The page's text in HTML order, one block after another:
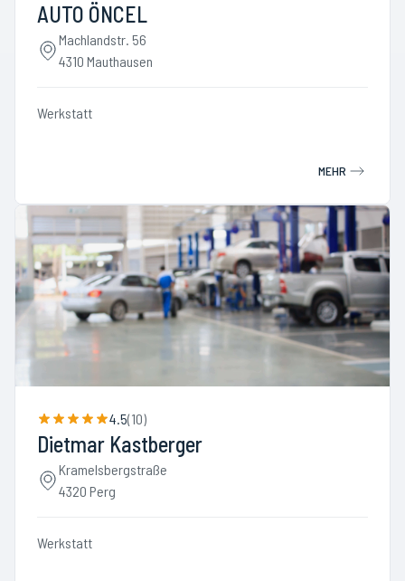
AUTO ÖNCEL
Machlandstr. 56
4310 Mauthausen
Werkstatt
MEHR
4.5(10)
Dietmar Kastberger
Kramelsbergstraße
4320 Perg
Werkstatt